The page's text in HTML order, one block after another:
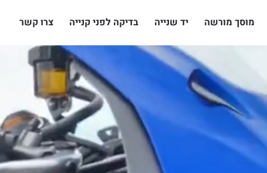
מוסך מורשה יד שנייה בדיקה לפני קנייה צרו קשר